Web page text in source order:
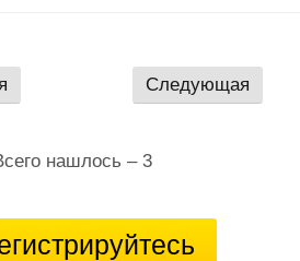
Следующая
нашлось – 3